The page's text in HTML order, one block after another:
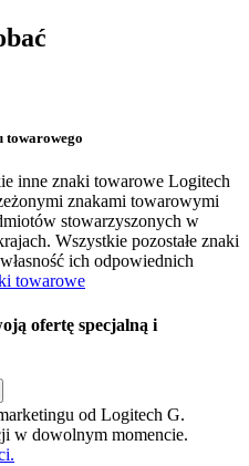
towarowego
inne znaki towarowe Logitech
znakami towarowymi
stowarzyszonych w
Wszystkie pozostałe znaki
ich odpowiednich
towarowe
ofertę specjalną i
od Logitech G.
w dowolnym momencie.